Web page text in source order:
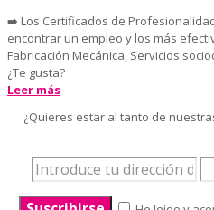
➡️ Los Certificados de
encontrar un empleo y los más
Fabricación Mecánica, Servicios
¿Te gusta?
Leer más
¿Quieres estar al tanto de